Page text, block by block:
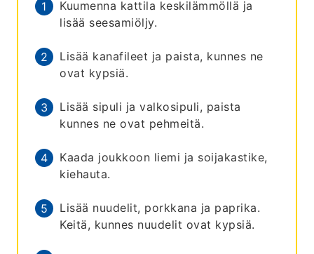
Kuumenna kattila keskilämmöllä ja
lisää seesamiöljy.
Lisää kanafileet ja paista, kunnes ne
ovat kypsiä.
Lisää sipuli ja valkosipuli, paista
kunnes ne ovat pehmeitä.
Kaada joukkoon liemi ja soijakastike,
kiehauta.
Lisää nuudelit, porkkana ja paprika.
Keitä, kunnes nuudelit ovat kypsiä.